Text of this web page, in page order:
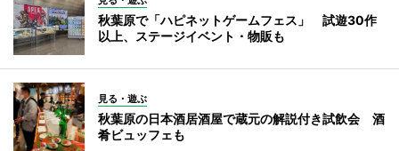
秋葉原で「ハピネットゲームフェス」 試遊30作
以上、ステージイベント・物販も
見る・遊ぶ
秋葉原の日本酒居酒屋で蔵元の解説付き試飲会 酒
肴ビュッフェも